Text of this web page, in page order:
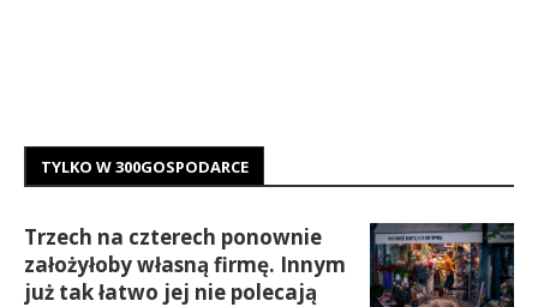
TYLKO W 300GOSPODARCE
Trzech na czterech ponownie
założyłoby własną firmę. Innym
już tak łatwo jej nie polecają